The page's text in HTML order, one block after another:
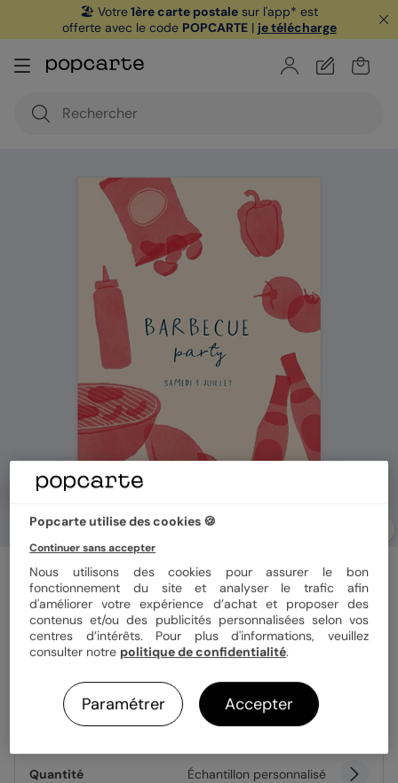
🏖️ Votre1ère carte postale sur l'app* est
offerte avec le code POPCARTE| je télécharge
Carte d'invitation
Barbecue
Format 12x17 cm
Papier Papier Satiné
Quantité Échantillon personnalisé
Popcarte utilise des cookies 🍪
Continuer sans accepter
Nous utilisons des cookies pour assurer le bon
fonctionnement du site et analyser le trafic afin
d'améliorer votre expérience d’achat et proposer des
contenus et/ou des publicités personnalisées selon vos
centres d’intérêts. Pour plus d'informations, veuillez
consulter notre politique de confidentialité.
Paramétrer Accepter